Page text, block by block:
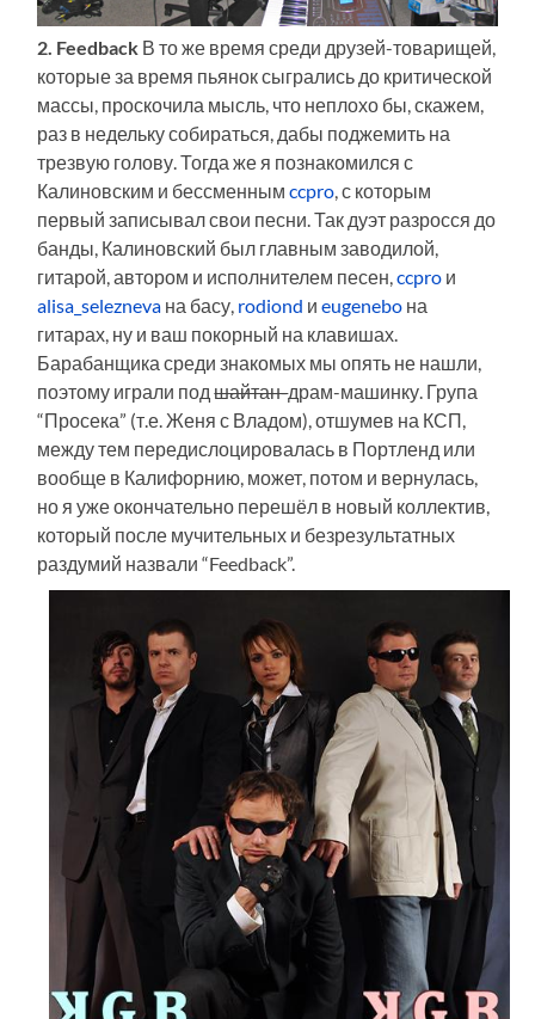
2. Feedback В то же время среди друзей-товарищей,
которые за время пьянок сыгрались до критической
массы, проскочила мысль, что неплохо бы, скажем,
раз в недельку собираться, дабы поджемить на
трезвую голову. Тогда же я познакомился с
Калиновским и бессменнымccpro, с которым
первый записывал свои песни. Так дуэт разросся до
банды, Калиновский был главным заводилой,
гитарой, автором и исполнителем песен,ccpro и
alisa_selezneva на басу, rodiond иeugenebo на
гитарах, ну и ваш покорный на клавишах.
Барабанщика среди знакомых мы опять не нашли,
поэтому играли подшайтан-драм-машинку. Група
“Просека” (т.е. Женя с Владом), отшумев на КСП,
между тем передислоцировалась в Портленд или
вообще в Калифорнию, может, потом и вернулась,
но я уже окончательно перешёл в новый коллектив,
который после мучительных и безрезультатных
раздумий назвали “Feedback”.